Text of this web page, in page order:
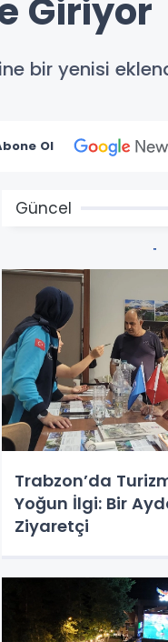
Giriyor
bir yenisi
Ol
Güncel
Trabzon’da
Yoğun İlgi: Bir
Ziyaretçi